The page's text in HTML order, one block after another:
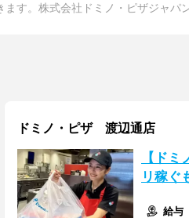
す。株式会社ドミノ・ピザジャパ
ドミノ・ピザ 渡辺通店
【ド
リ稼ぐ
給与